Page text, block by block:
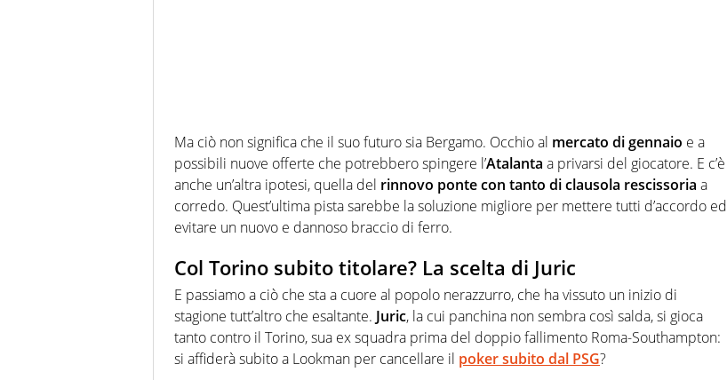
Ma ciò non significa che il suo futuro sia Bergamo. Occhio al mercato di gennaio e a
possibili nuove offerte che potrebbero spingere l’Atalanta a privarsi del giocatore. E c’è
anche un’altra ipotesi, quella del rinnovo ponte con tanto di clausola rescissoria a
corredo. Quest’ultima pista sarebbe la soluzione migliore per mettere tutti d’accordo ed
evitare un nuovo e dannoso braccio di ferro.
Col Torino subito titolare? La scelta di Juric
E passiamo a ciò che sta a cuore al popolo nerazzurro, che ha vissuto un inizio di
stagione tutt’altro che esaltante. Juric, la cui panchina non sembra così salda, si gioca
tanto contro il Torino, sua ex squadra prima del doppio fallimento Roma-Southampton:
si affiderà subito a Lookman per cancellare il poker subito dal PSG?